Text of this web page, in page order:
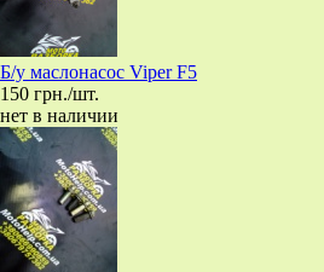
Б/у маслонасос Viper F5
150 грн./шт.
нет в наличии